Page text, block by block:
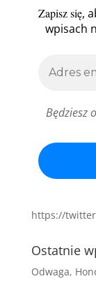
Zapisz się,
wpisach
Będziesz
https://
Ostatnie
Odwaga,